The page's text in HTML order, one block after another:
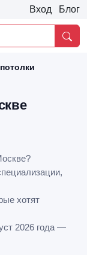
Вход Блог
потолки
хотят
2026 года —